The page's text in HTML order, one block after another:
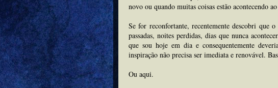
novo ou quando muitas coisas estão acontecendo
Se for reconfortante, recentemente descobri que
passadas, noites perdidas, dias que nunca
que sou hoje em dia e consequentemente
inspiração não precisa ser imediata e renovável.
Ou aqui.